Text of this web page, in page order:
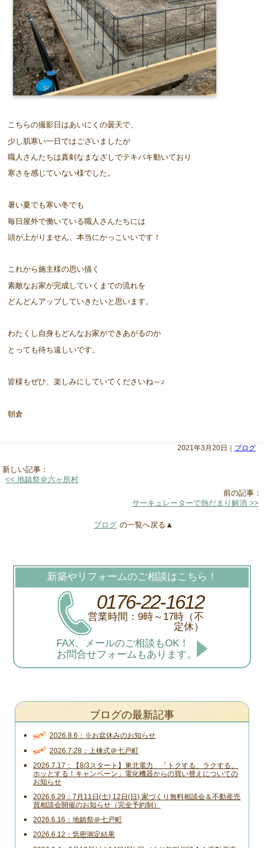
こちらの撮影日はあいにくの曇天で、
少し肌寒い一日ではございましたが
職人さんたちは真剣なまなざしでテキパキ動いており
寒さを感じていない様でした。
暑い夏でも寒い冬でも
毎日屋外で働いている職人さんたちには
頭が上がりません、本当にかっこいいです！
これから施主様の思い描く
素敵なお家が完成していくまでの流れを
どんどんアップしていきたいと思います。
わたくし自身もどんなお家ができあがるのか
とっても待ち遠しいです。
皆様もぜひ、楽しみにしていてくださいね～♪
朝倉
2021年3月20日｜ ブログ
新しい記事：
<< 地鎮祭＠六ヶ所村
前の記事：
サーキュレーターで熱だまり解消 >>
ブログ の一覧へ戻る▲
新築やリフォームのご相談はこちら！
0176-22-1612
営業時間：9時～17時（不
定休）
FAX、メールのご相談もOK！
お問合せフォームもあります。
ブログの最新記事
New! 2026.8.6 ※お盆休みのお知らせ
New! 2026.7.28 上棟式＠七戸町
2026.7.17
【8/3スタート】東北電力 「トクする、ラクする、
ホッとする！キャンペーン」電化機器からの買い替えについての
お知らせ
2026.6.29
7月11日(土) 12日(日) 家づくり無料相談会＆不動産売
買相談会開催のお知らせ（完全予約制）
2026.6.16 地鎮祭＠七戸町
2026.6.12 気密測定結果